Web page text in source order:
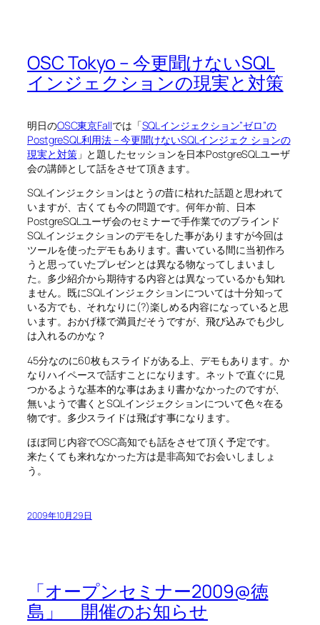
OSC Tokyo – 今更聞けないSQL
インジェクションの現実と対策
明日のOSC東京Fallでは「SQLインジェクション”ゼロ”の
PostgreSQL利用法 – 今更聞けないSQLインジェク ションの
現実と対策」と題したセッションを日本PostgreSQLユーザ
会の講師として話をさせて頂きます。
SQLインジェクションはとうの昔に枯れた話題と思われて
いますが、古くても今の問題です。何年か前、日本
PostgreSQLユーザ会のセミナーで手作業でのブラインド
SQLインジェクションのデモをした事がありますが今回は
ツールを使ったデモもあります。書いている間に当初作ろ
うと思っていたプレゼンとは異なる物なってしまいまし
た。多少紹介から期待する内容とは異なっているかも知れ
ません。既にSQLインジェクションについては十分知って
いる方でも、それなりに(?)楽しめる内容になっていると思
います。おかげ様で満員だそうですが、飛び込みでも少し
は入れるのかな？
45分なのに60枚もスライドがある上、デモもあります。か
なりハイペースで話すことになります。ネットで直ぐに見
つかるような基本的な事はあまり書かなかったのですが、
無いようで書くとSQLインジェクションについて色々在る
物です。多少スライドは飛ばす事になります。
ほぼ同じ内容でOSC高知でも話をさせて頂く予定です。
来たくても来れなかった方は是非高知でお会いしましょ
う。
2009年10月29日
「オープンセミナー2009@徳
島」 開催のお知らせ